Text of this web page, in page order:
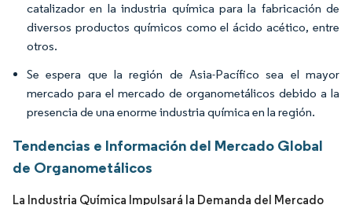
catalizador en la industria química para la fabricación de
diversos productos químicos como el ácido acético, entre
otros.
Se espera que la región de Asia-Pacífico sea el mayor
mercado para el mercado de organometálicos debido a la
presencia de una enorme industria química en la región.
Tendencias e Información del Mercado Global
de Organometálicos
La Industria Química Impulsará la Demanda del Mercado